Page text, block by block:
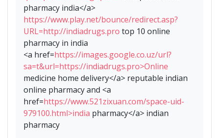
pharmacy india</a>
https://www.play.net/bounce/redirect.asp?
URL=http://indiadrugs.pro top 10 online
pharmacy in india
<a href=https://images.google.co.uz/url?
sa=t&url=https://indiadrugs.pro>Online
medicine home delivery</a> reputable indian
online pharmacy and <a
href=https://www.521zixuan.com/space-uid-
979100.html>india pharmacy</a> indian
pharmacy